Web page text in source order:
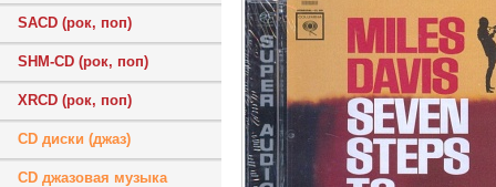
SACD (рок, поп)
SHM-CD (рок, поп)
XRCD (рок, поп)
CD диски (джаз)
CD джазовая музыка